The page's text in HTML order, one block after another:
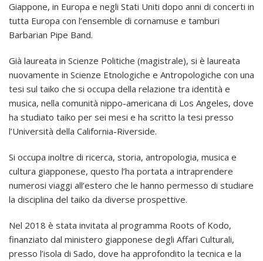
Giappone, in Europa e negli Stati Uniti dopo anni di concerti in
tutta Europa con l’ensemble di cornamuse e tamburi
Barbarian Pipe Band.
Già laureata in Scienze Politiche (magistrale), si è laureata
nuovamente in Scienze Etnologiche e Antropologiche con una
tesi sul taiko che si occupa della relazione tra identità e
musica, nella comunità nippo-americana di Los Angeles, dove
ha studiato taiko per sei mesi e ha scritto la tesi presso
l’Università della California-Riverside.
Si occupa inoltre di ricerca, storia, antropologia, musica e
cultura giapponese, questo l’ha portata a intraprendere
numerosi viaggi all’estero che le hanno permesso di studiare
la disciplina del taiko da diverse prospettive.
Nel 2018 è stata invitata al programma Roots of Kodo,
finanziato dal ministero giapponese degli Affari Culturali,
presso l’isola di Sado, dove ha approfondito la tecnica e la